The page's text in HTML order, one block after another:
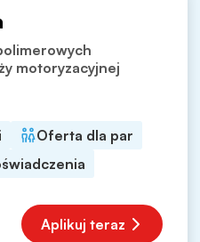
motoryzacyjnej
Oferta dla par
Aplikuj teraz